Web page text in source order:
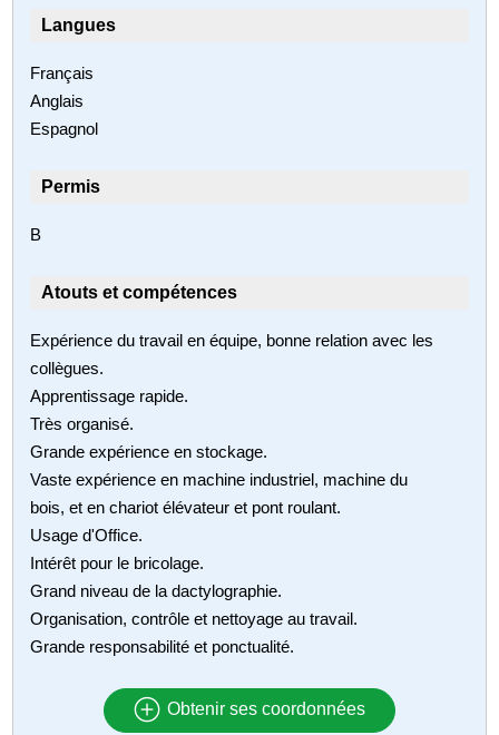
Langues
Français
Anglais
Espagnol
Permis
B
Atouts et compétences
Expérience du travail en équipe, bonne relation avec les
collègues.
Apprentissage rapide.
Très organisé.
Grande expérience en stockage.
Vaste expérience en machine industriel, machine du
bois, et en chariot élévateur et pont roulant.
Usage d'Office.
Intérêt pour le bricolage.
Grand niveau de la dactylographie.
Organisation, contrôle et nettoyage au travail.
Grande responsabilité et ponctualité.
Obtenir ses coordonnées